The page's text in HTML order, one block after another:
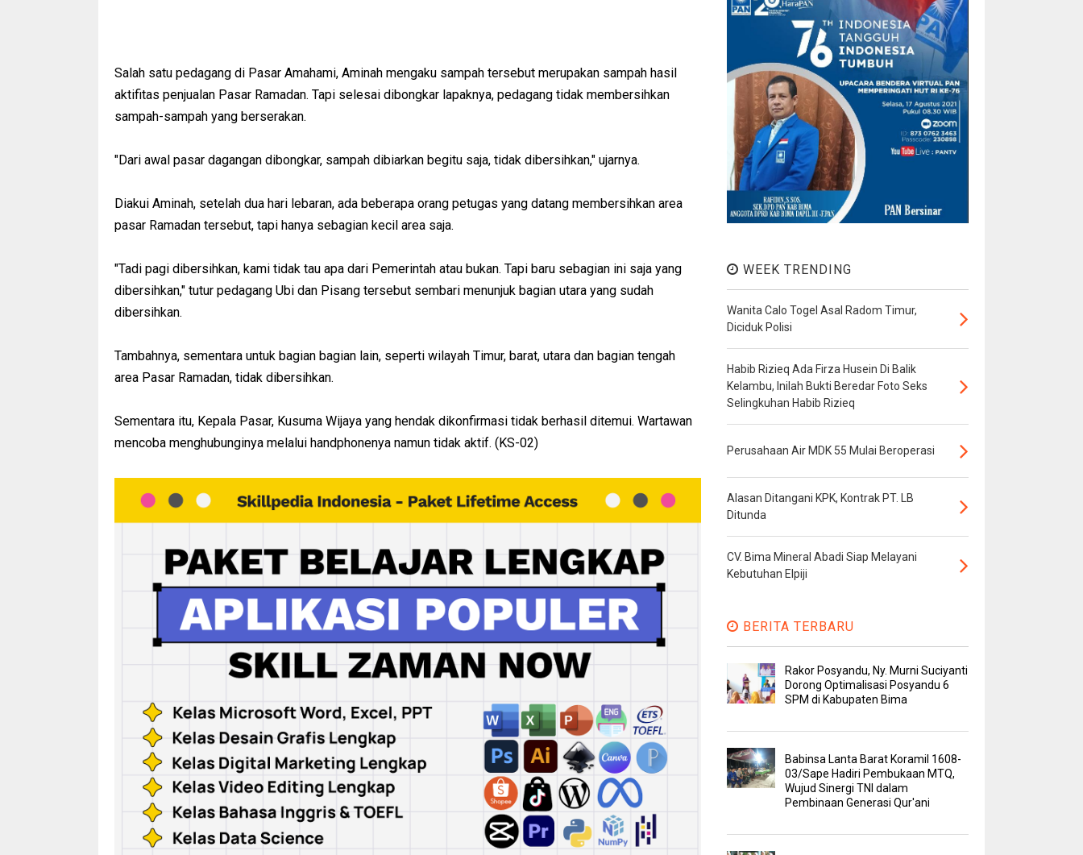
Salah satu pedagang di Pasar Amahami, Aminah mengaku sampah tersebut merupakan sampah hasil
aktifitas penjualan Pasar Ramadan. Tapi selesai dibongkar lapaknya, pedagang tidak membersihkan
sampah-sampah yang berserakan.
"Dari awal pasar dagangan dibongkar, sampah dibiarkan begitu saja, tidak dibersihkan," ujarnya.
Diakui Aminah, setelah dua hari lebaran, ada beberapa orang petugas yang datang membersihkan area
pasar Ramadan tersebut, tapi hanya sebagian kecil area saja.
"Tadi pagi dibersihkan, kami tidak tau apa dari Pemerintah atau bukan. Tapi baru sebagian ini saja yang
dibersihkan," tutur pedagang Ubi dan Pisang tersebut sembari menunjuk bagian utara yang sudah
dibersihkan.
Tambahnya, sementara untuk bagian bagian lain, seperti wilayah Timur, barat, utara dan bagian tengah
area Pasar Ramadan, tidak dibersihkan.
Sementara itu, Kepala Pasar, Kusuma Wijaya yang hendak dikonfirmasi tidak berhasil ditemui. Wartawan
mencoba menghubunginya melalui handphonenya namun tidak aktif. (KS-02)
WEEK TRENDING
Wanita Calo Togel Asal Radom Timur,
Diciduk Polisi
Habib Rizieq Ada Firza Husein Di Balik
Kelambu, Inilah Bukti Beredar Foto Seks
Selingkuhan Habib Rizieq
Perusahaan Air MDK 55 Mulai Beroperasi
Alasan Ditangani KPK, Kontrak PT. LB
Ditunda
CV. Bima Mineral Abadi Siap Melayani
Kebutuhan Elpiji
BERITA TERBARU
Rakor Posyandu, Ny. Murni Suciyanti
Dorong Optimalisasi Posyandu 6
SPM di Kabupaten Bima
Babinsa Lanta Barat Koramil 1608-
03/Sape Hadiri Pembukaan MTQ,
Wujud Sinergi TNI dalam
Pembinaan Generasi Qur'ani